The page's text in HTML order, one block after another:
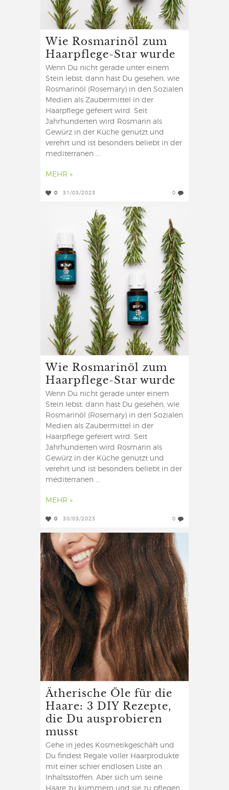
Wie Rosmarinöl zum
Haarpflege-Star wurde
Wenn Du nicht gerade unter einem
Stein lebst, dann hast Du gesehen, wie
Rosmarinöl (Rosemary) in den Sozialen
Medien als Zaubermittel in der
Haarpflege gefeiert wird. Seit
Jahrhunderten wird Rosmarin als
Gewürz in der Küche genutzt und
verehrt und ist besonders beliebt in der
mediterranen ...
MEHR »
0 31/03/2023 0
Wie Rosmarinöl zum
Haarpflege-Star wurde
Wenn Du nicht gerade unter einem
Stein lebst, dann hast Du gesehen, wie
Rosmarinöl (Rosemary) in den Sozialen
Medien als Zaubermittel in der
Haarpflege gefeiert wird. Seit
Jahrhunderten wird Rosmarin als
Gewürz in der Küche genutzt und
verehrt und ist besonders beliebt in der
mediterranen ...
MEHR »
0 30/03/2023 0
Ätherische Öle für die
Haare: 3 DIY Rezepte,
die Du ausprobieren
musst
Gehe in jedes Kosmetikgeschäft und
Du findest Regale voller Haarprodukte
mit einer schier endlosen Liste an
Inhaltsstoffen. Aber sich um seine